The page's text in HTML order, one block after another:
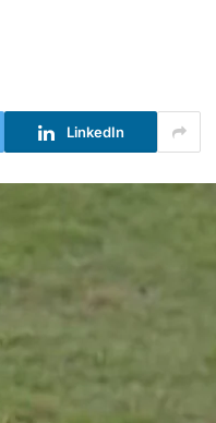
LinkedIn